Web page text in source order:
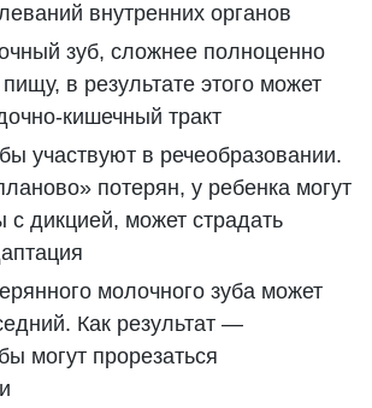
внутренних органов
зуб, сложнее полноценно
в результате этого может
кишечный тракт
участвуют в речеобразовании.
потерян, у ребенка могут
с дикцией, может страдать
молочного зуба может
Как результат —
могут прорезаться